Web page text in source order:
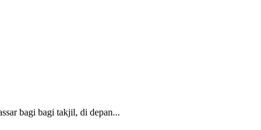
bagi bagi takjil, di depan...